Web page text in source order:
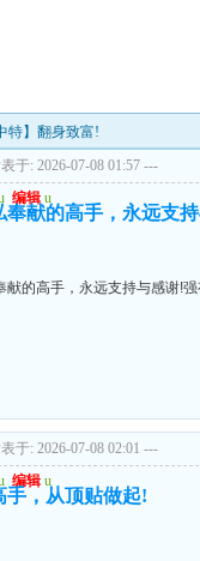
特】翻身致富!
于: 2026-07-08 01:57 ---
编辑 u
奉献的高手，永远支
献的高手，永远支持与感谢!强
于: 2026-07-08 02:01 ---
编辑 u
手，从顶贴做起!